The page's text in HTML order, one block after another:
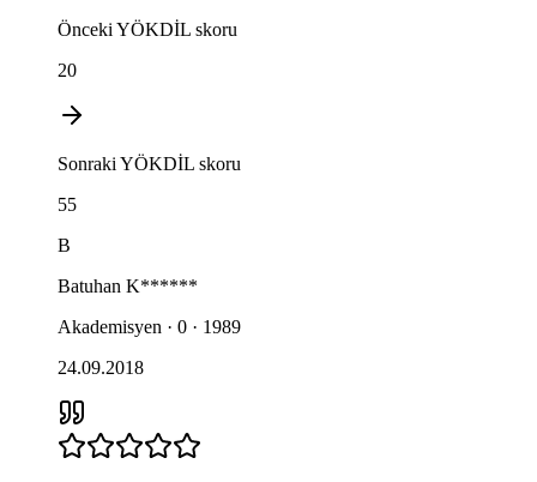
Önceki YÖKDİL skoru
20
Sonraki YÖKDİL skoru
55
B
Batuhan K******
Akademisyen · 0 · 1989
24.09.2018